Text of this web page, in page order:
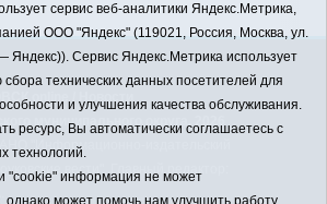
online / Новости
муниципального округа, 2026
АНО "Информационно-издательский
вести". Главный редактор:
сервис веб-аналитики Яндекс.Метрика,
ООО "Яндекс" (119021, Россия, Москва, ул.
Яндекс)). Сервис Яндекс.Метрика использует
технических данных посетителей для
и улучшения качества обслуживания.
ресурс, Вы автоматически соглашаетесь с
технологий.
"cookie" информация не может
однако может помочь нам улучшить работу